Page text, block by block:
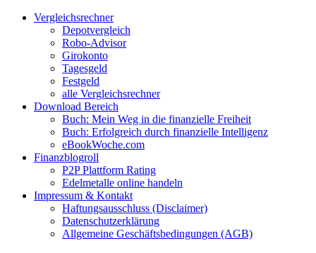
Zum
Facebook
Twitter
Instagram
Pinterest
YouTubeVergleichsrechner
Depotvergleich
Robo-Advisor
Girokonto
Tagesgeld
Festgeld
alle Vergleichsrechner
Download Bereich
Buch: Mein Weg in die finanzielle Freiheit
Buch: Erfolgreich durch finanzielle Intelligenz
eBookWoche.com
Finanzblogroll
P2P Plattform Rating
Edelmetalle online handeln
Impressum & Kontakt
Haftungsausschluss (Disclaimer)
Datenschutzerklärung
Allgemeine Geschäftsbedingungen (AGB)